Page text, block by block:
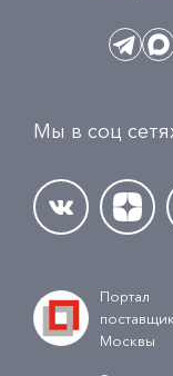
Мы в соц
Портал
Москвы